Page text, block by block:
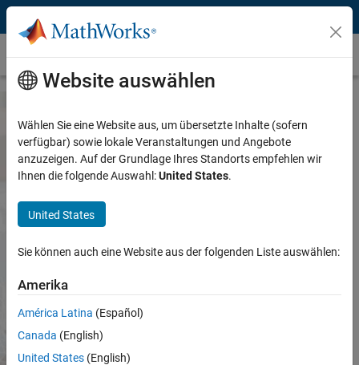
Weiter zum Inhalt
TU Darmstadt
MATLAB and Simulink Access for TU
Darmstadt
Both are available through your school's license.
Sign in to get started
We will not sell or rent your personal contact information. See
Website auswählen
Wählen Sie eine Website aus, um übersetzte Inhalte (sofern
verfügbar) sowie lokale Veranstaltungen und Angebote
anzuzeigen. Auf der Grundlage Ihres Standorts empfehlen wir
Ihnen die folgende Auswahl:United States.
United States
Sie können auch eine Website aus der folgenden Liste auswählen:
Amerika
América Latina (Español)
Canada (English)
United States (English)